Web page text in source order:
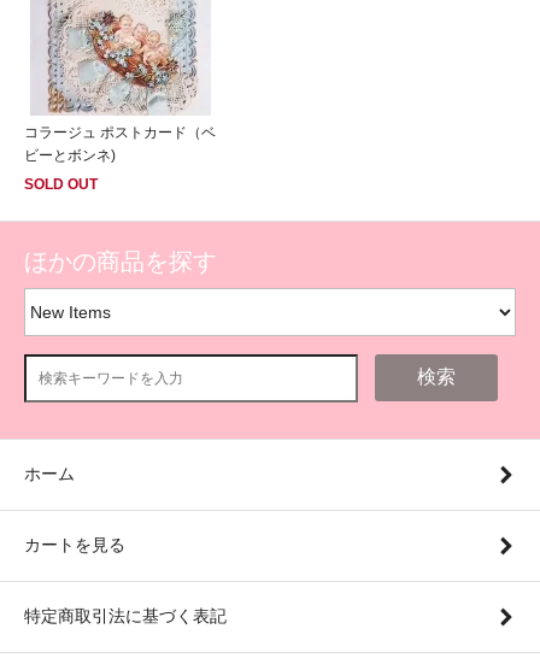
コラージュ ポストカード（ベ
ビーとボンネ)
SOLD OUT
ほかの商品を探す
検索
ホーム
カートを見る
特定商取引法に基づく表記